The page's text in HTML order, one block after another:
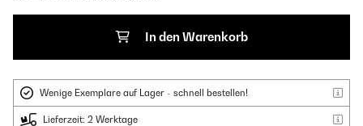
In den Warenkorb
Wenige Exemplare auf Lager - schnell bestellen!
Lieferzeit: 2 Werktage